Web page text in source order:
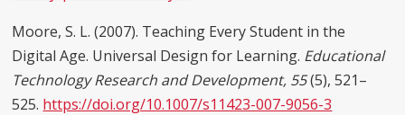
Moore, S. L. (2007). Teaching Every Student in the
Digital Age. Universal Design for Learning. Educational
Technology Research and Development, 55(5), 521–
525. https://doi.org/10.1007/s11423-007-9056-3